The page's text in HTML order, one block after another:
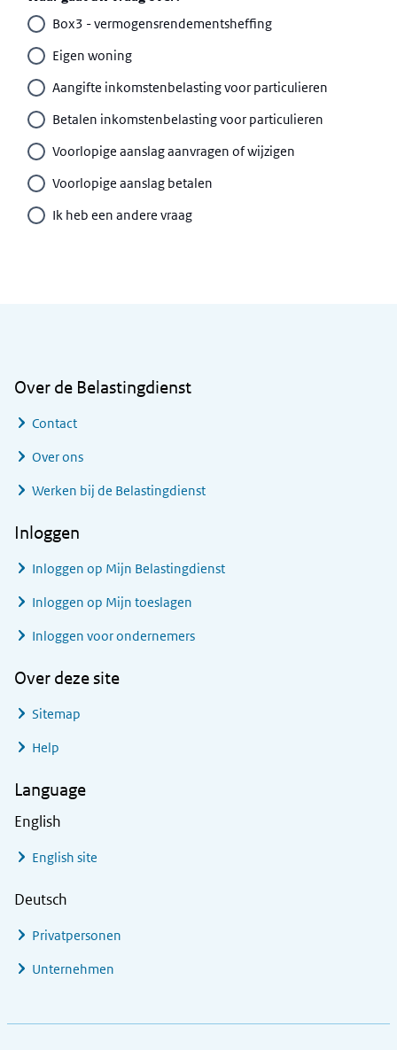
Over de Belastingdienst
Contact
Over ons
Werken bij de Belastingdienst
Inloggen
Inloggen op Mijn Belastingdienst
Inloggen op Mijn toeslagen
Inloggen voor ondernemers
Over deze site
Sitemap
Help
Language
English
English site
Deutsch
Privatpersonen
Unternehmen